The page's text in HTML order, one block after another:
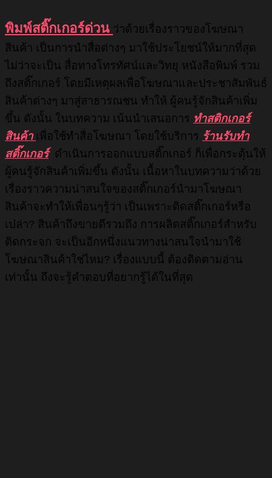
พิมพ์สติ๊กเกอร์ด่วน ว่าด้วยเรื่องราวของโฆษณา
สินค้า เป็นการนำสื่อต่างๆ มาใช้ประโยชน์ให้มากที่สุด
ไม่ว่าจะเป็น สื่อทางโทรทัศน์และวิทยุ หนังสือพิมพ์ รวม
ถึงสติ๊กเกอร์ โดยมีเหตุผลเพื่อโฆษณาและประชาสัมพันธ์
สินค้าต่างๆ มาสู่สาธารณชน ทำให้ ผู้คนรู้จักสินค้าเพิ่ม
ขึ้น ดังนั้น ในบทความ เน้นนำเสนอการ ทำสติกเกอร์
สินค้า เพื่อใช้ทำสื่อโฆษณา โดยใช้บริการ ร้านรับทำ
สติ๊กเกอร์ ดำเนินการออกแบบสติ๊กเกอร์ ก็เพื่อกระตุ้นให้
ผู้คนรู้จักสินค้าเพิ่มขึ้น ดังนั้น เนื้อหาในบทความว่าด้วย
เรื่องราวความน่าสนใจของสติ๊กเกอร์นำมาโฆษณา
สินค้าจะทำให้เพื่อนๆรู้ว่า เป็นเพราะติดสติ๊กเกอร์หรือ
เปล่า? สินค้าถึงขายดีรวมถึง การผลิตสติ๊กเกอร์สำหรับ
ติดกระจก จะเป็นอีกหนึ่งแนวทางน่าสนใจนำมาใช้
โฆษณาสินค้าใช่ไหม? เรื่องแบบนี้ ต้องติดตามอ่าน
เท่านั้น ถึงจะรู้คำตอบที่อยากรู้ได้ในที่สุด